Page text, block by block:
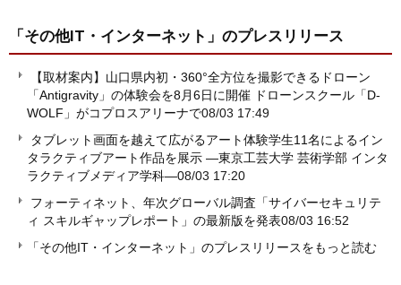
「その他IT・インターネット」 のプレスリリース
【取材案内】山口県内初・360°全方位を撮影できるドローン
「Antigravity」の体験会を8月6日に開催 ドローンスクール「D-
WOLF」がコプロスアリーナで08/03 17:49
タブレット画面を越えて広がるアート体験学生11名によるイン
タラクティブアート作品を展示 ―東京工芸大学 芸術学部 インタ
ラクティブメディア学科―08/03 17:20
フォーティネット、年次グローバル調査「サイバーセキュリテ
ィ スキルギャップレポート」の最新版を発表08/03 16:52
「その他IT・インターネット」のプレスリリースをもっと読む